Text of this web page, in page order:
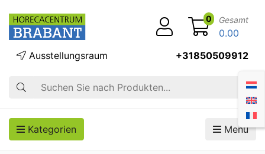
Suche
Ausstellungsraum +31850509912
0 Gesamt
0.00
Kategorien Menü